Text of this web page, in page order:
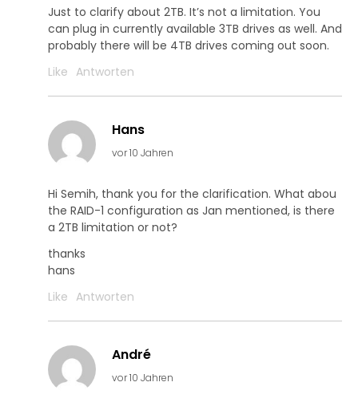
Just to clarify about 2TB. It’s not a limitation. You
can plug in currently available 3TB drives as well. And
probably there will be 4TB drives coming out soon.
Like Antworten
Hans
vor 10 Jahren
Hi Semih, thank you for the clarification. What abou
the RAID-1 configuration as Jan mentioned, is there
a 2TB limitation or not?
thanks
hans
Like Antworten
André
vor 10 Jahren